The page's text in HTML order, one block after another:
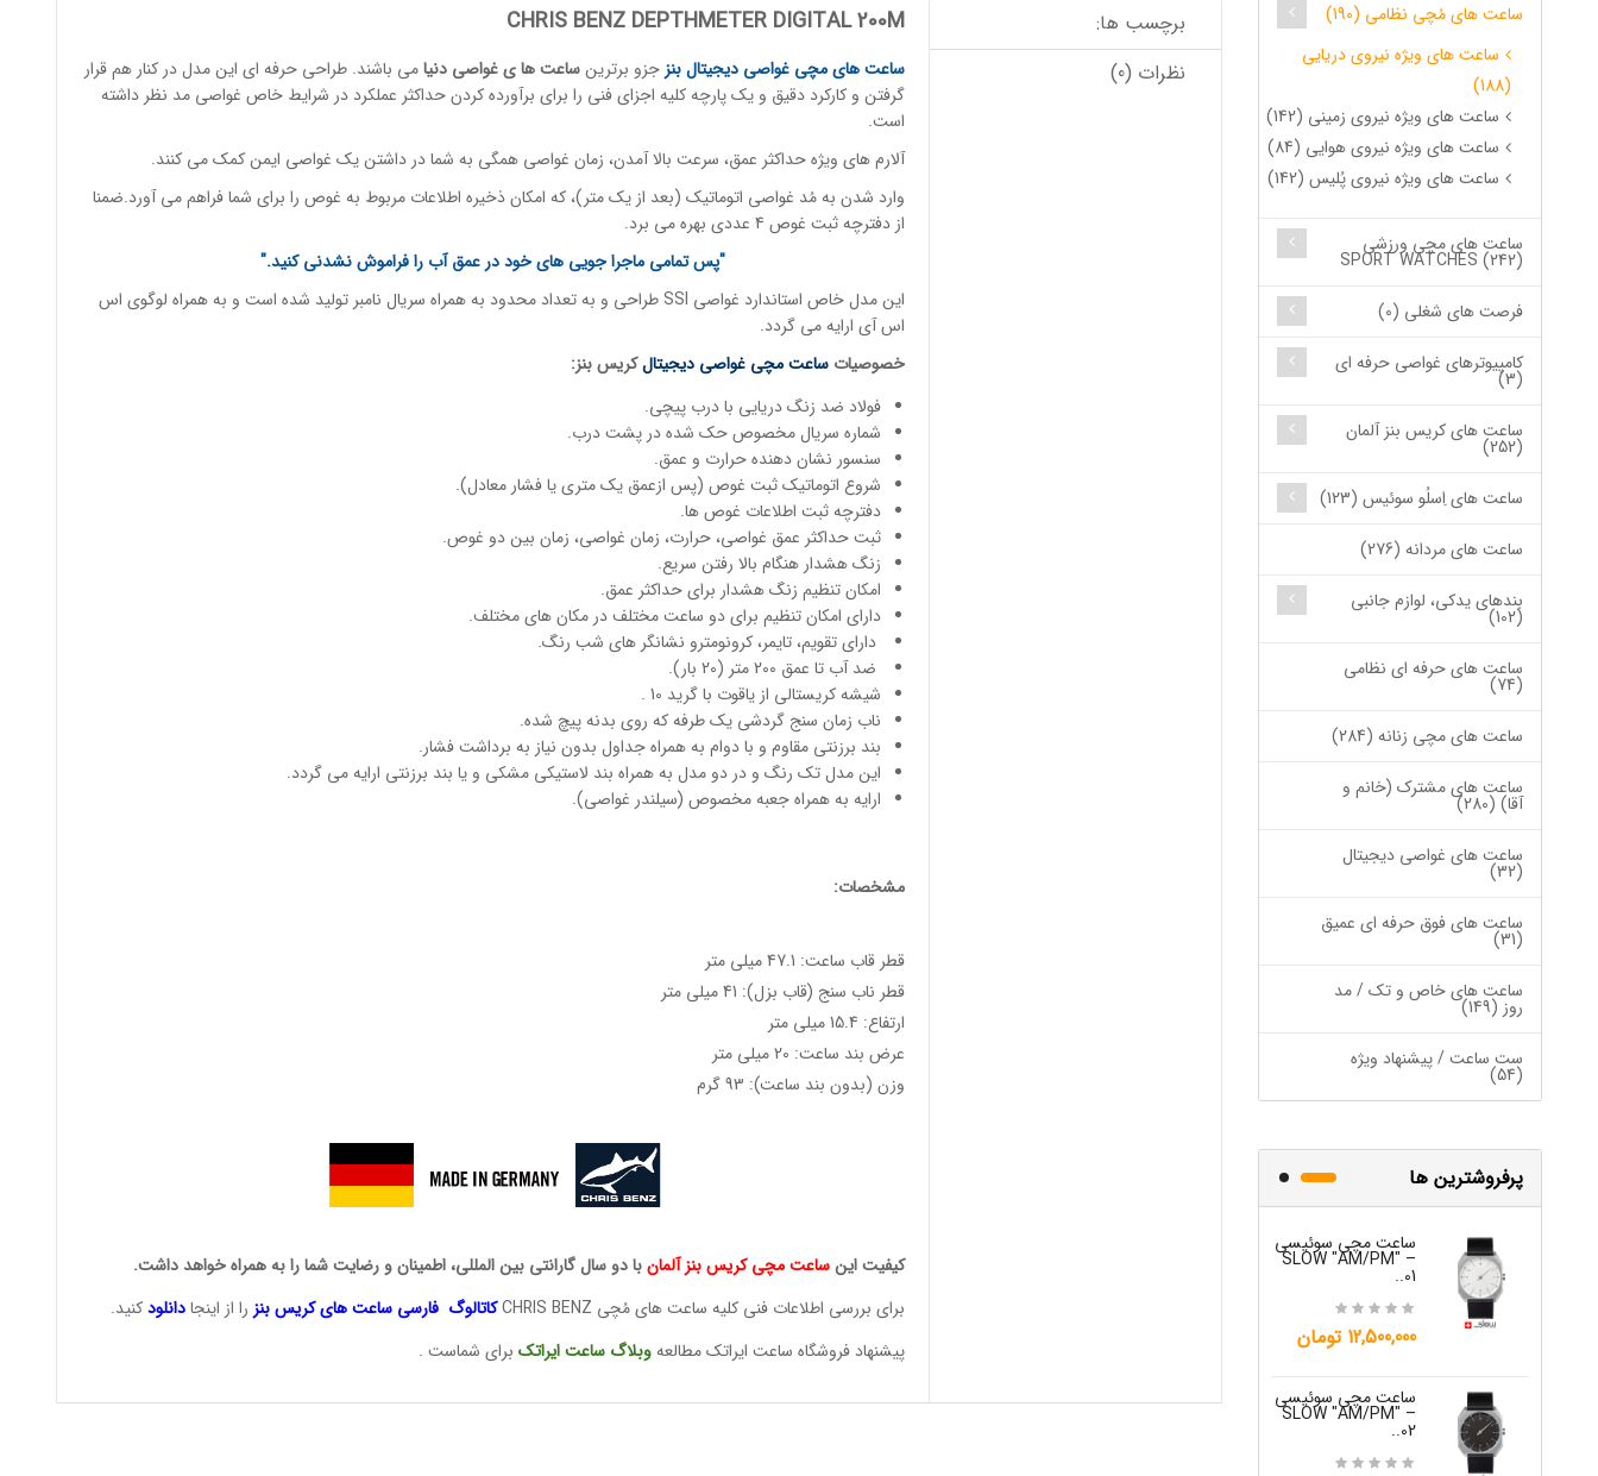
ساعت های مُچی نظامی (190)
ساعت های ویژه نیروی دریایی
(188)
ساعت های ویژه نیروی زمینی (142)
ساعت های ویژه نیروی هوایی (84)
ساعت های ویژه نیروی پُلیس (142)
ساعت های مچی ورزشی
SPORT WATCHES (242)
فرصت های شغلی (0)
کامپیوترهای غواصی حرفه ای
(3)
ساعت های کریس بنز آلمان
(252)
ساعت های اِسلُو سوئیس (123)
ساعت های مردانه (276)
بندهای یدکی، لوازم جانبی
(102)
ساعت های حرفه ای نظامی
(74)
ساعت های مچی زنانه (284)
ساعت های مشترک (خانم و
آقا) (280)
ساعت های غواصی دیجیتال
(32)
ساعت های فوق حرفه ای عمیق
(31)
ساعت های خاص و تک / مد
روز (149)
ست ساعت / پیشنهاد ویژه
(54)
پرفروشترین ها
ساعت مچی سوئیسی
SLOW "AM/PM" –
01..
12,500,000 تومان
ساعت مچی سوئیسی
SLOW "AM/PM" –
02..
SLOW "JO" – 04..
برچسب ها:
نظرات (0)
CHRIS BENZ DEPTHMETER DIGITAL 200M
ساعت های مچی غواصی دیجیتال بنز جزو برترینساعت ها ی غواصی دنیا می باشند. طراحی حرفه ای این مدل در کنار هم قرار
گرفتن و کارکرد دقیق و یک پارچه کلیه اجزای فنی را برای برآورده کردن حداکثر عملکرد در شرایط خاص غواصی مد نظر داشته
است.
آلارم های ویژه حداکثر عمق، سرعت بالا آمدن، زمان غواصی همگی به شما در داشتن یک غواصی ایمن کمک می کنند.
وارد شدن به مُد غواصی اتوماتیک (بعد از یک متر)، که امکان ذخیره اطلاعات مربوط به غوص را برای شما فراهم می آورد.ضمنا
از دفترچه ثبت غوص 4 عددی بهره می برد.
"پس تمامی ماجرا جویی های خود در عمق آب را فراموش نشدنی کنید."
این مدل خاص استاندارد غواصی SSI طراحی و به تعداد محدود به همراه سریال نامبر تولید شده است و به همراه لوگوی اس
اس آی ارایه می گردد.
خصوصیات ساعت مچی غواصی دیجیتالکریس بنز:
فولاد ضد زنگ دریایی با درب پیچی.
شماره سریال مخصوص حک شده در پشت درب.
سنسور نشان دهنده حرارت و عمق.
شروع اتوماتیک ثبت غوص (پس ازعمق یک متری یا فشار معادل).
دفترچه ثبت اطلاعات غوص ها.
ثبت حداکثر عمق غواصی، حرارت، زمان غواصی، زمان بین دو غوص.
زنگ هشدار هنگام بالا رفتن سریع.
امکان تنظیم زنگ هشدار برای حداکثر عمق.
دارای امکان تنظیم برای دو ساعت مختلف در مکان های مختلف.
دارای تقویم، تایمر، کرونومترو نشانگر های شب رنگ.
ضد آب تا عمق 200 متر (20 بار).
شیشه کریستالی از یاقوت با گرید 10 .
ناب زمان سنج گردشی یک طرفه که روی بدنه پیچ شده.
بند برزنتی مقاوم و با دوام به همراه جداول بدون نیاز به برداشت فشار.
این مدل تک رنگ و در دو مدل به همراه بند لاستیکی مشکی و یا بند برزنتی ارایه می گردد.
ارایه به همراه جعبه مخصوص (سیلندر غواصی).
مشخصات:
قطر قاب ساعت: 47.1 میلی متر
قطر ناب سنج (قاب بزل): 41 میلی متر
ارتفاع: 15.4 میلی متر
عرض بند ساعت: 20 میلی متر
وزن (بدون بند ساعت): 93 گرم
کیفیت این ساعت مچی کریس بنز آلمانبا دو سال گارانتی بین المللی، اطمینان و رضایت شما را به همراه خواهد داشت.
برای بررسی اطلاعات فنی کلیه ساعت های مُچی CHRIS BENZ
کاتالوگ فارسی ساعت هایکریس بنز را از اینجا دانلودکنید.
پیشنهاد فروشگاه ساعت ایراتک مطالعه وبلاگ ساعت ایراتکبرای شماست .